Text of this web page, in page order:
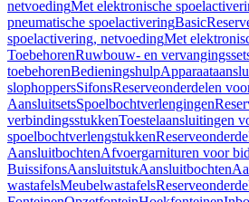
netvoedingMet elektronische
pneumatische spoelactiveringBasic
spoelactivering, netvoedingMet
ToebehorenRuwbouw- en
toebehorenBedieningshulp
slophoppersSifonsReserveonderdelen
AansluitsetsSpoelbochtverlengingen
verbindingsstukkenToestelaansluitingen
spoelbochtverlengstukken
AansluitbochtenAfvoergarnituren voor
BuissifonsAansluitstukAansluitbochten
wastafelsMeubelwastafels